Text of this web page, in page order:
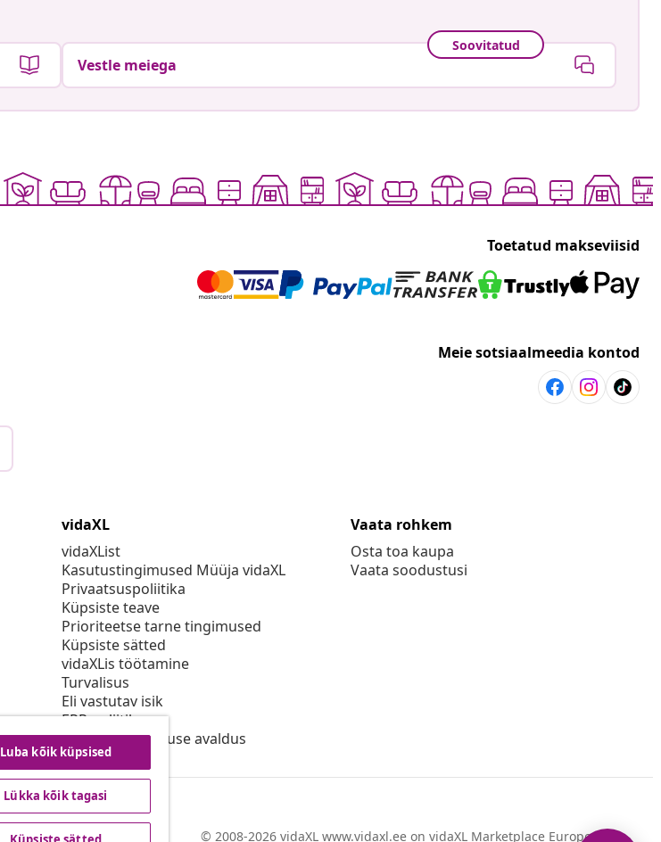
Soovitatud
Vestle meiega
Toetatud makseviisid
Meie sotsiaalmeedia kontod
vidaXL
vidaXList
Kasutustingimused Müüja vidaXL
Privaatsuspoliitika
Küpsiste teave
Prioriteetse tarne tingimused
Küpsiste sätted
vidaXLis töötamine
Turvalisus
Eli vastutav isik
EPR poliitika
Juurdepääsetavuse avaldus
Vaata rohkem
Osta toa kaupa
Vaata soodustusi
© 2008-2026 vidaXL www.vidaxl.ee on vidaXL Marketplace Europe B.V.
Luba kõik küpsised
Lükka kõik tagasi